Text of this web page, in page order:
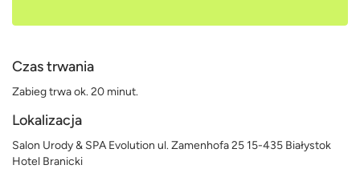
Czas trwania
Zabieg trwa ok. 20 minut.
Lokalizacja
Salon Urody & SPA Evolution ul. Zamenhofa 25 15-435 Białystok
Hotel Branicki